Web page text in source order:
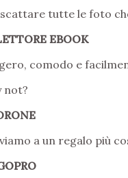
tutte le foto
EBOOK
comodo e
not?
a un regalo più